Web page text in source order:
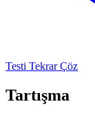
Testi Tekrar Çöz
Tartışma